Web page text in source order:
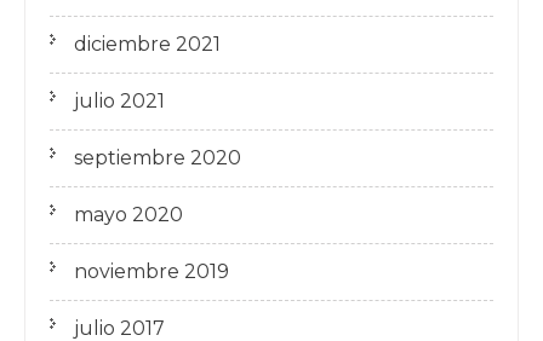
diciembre 2021
julio 2021
septiembre 2020
mayo 2020
noviembre 2019
julio 2017